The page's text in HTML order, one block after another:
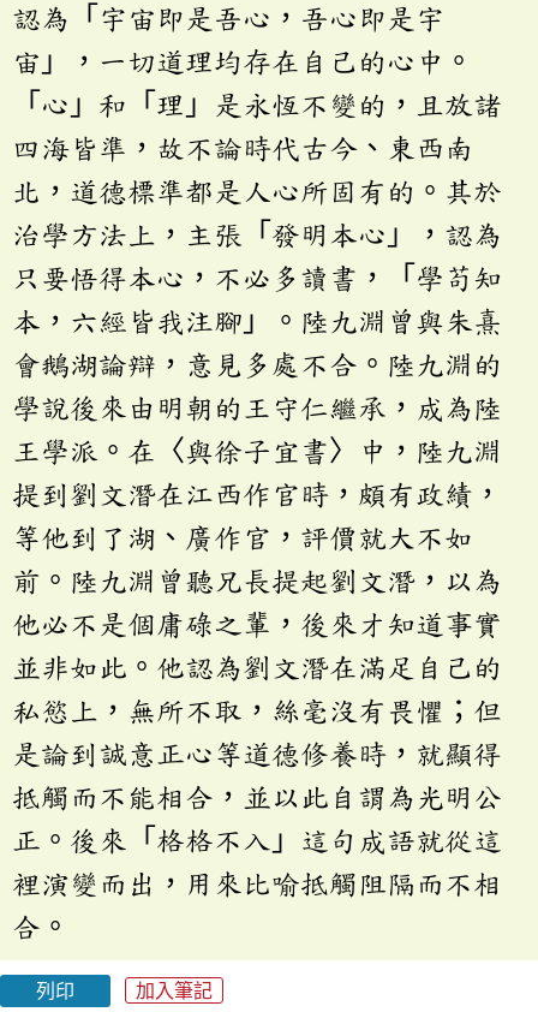
認為「宇宙即是吾心，吾心即是宇
宙」，一切道理均存在自己的心中。
「心」和「理」是永恆不變的，且放諸
四海皆準，故不論時代古今、東西南
北，道德標準都是人心所固有的。其於
治學方法上，主張「發明本心」，認為
只要悟得本心，不必多讀書，「學苟知
本，六經皆我注腳」。陸九淵曾與朱熹
會鵝湖論辯，意見多處不合。陸九淵的
學說後來由明朝的王守仁繼承，成為陸
王學派。在〈與徐子宜書〉中，陸九淵
提到劉文潛在江西作官時，頗有政績，
等他到了湖、廣作官，評價就大不如
前。陸九淵曾聽兄長提起劉文潛，以為
他必不是個庸碌之輩，後來才知道事實
並非如此。他認為劉文潛在滿足自己的
私慾上，無所不取，絲毫沒有畏懼；但
是論到誠意正心等道德修養時，就顯得
抵觸而不能相合，並以此自謂為光明公
正。後來「格格不入」這句成語就從這
裡演變而出，用來比喻抵觸阻隔而不相
合。
列印 加入筆記